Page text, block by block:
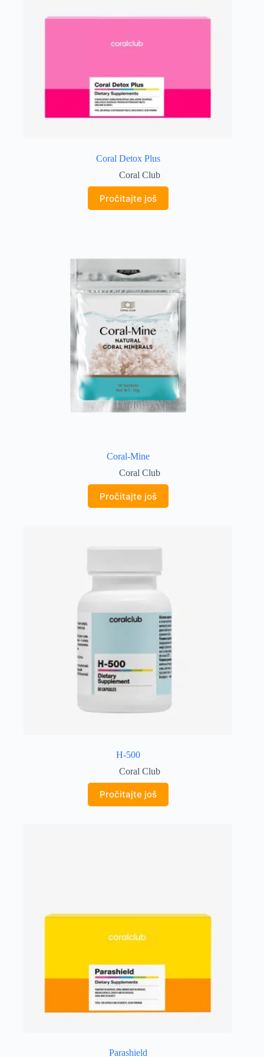
Coral Detox Plus
Coral Club
Pročitajte još
Coral-Mine
Coral Club
Pročitajte još
H-500
Coral Club
Pročitajte još
Parashield